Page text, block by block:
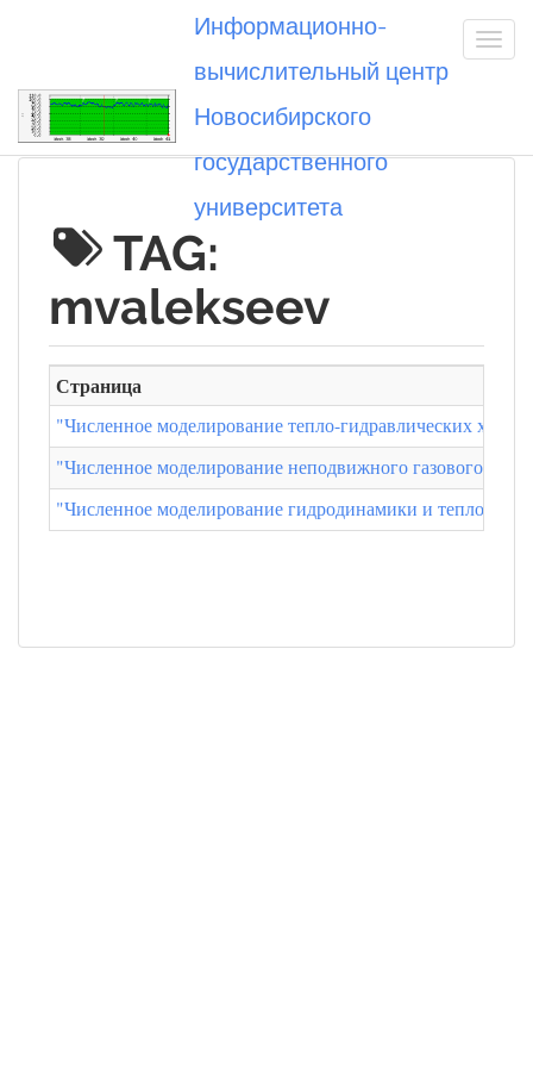
Информационно-
вычислительный центр
Новосибирского
государственного
университета
Вы посетили
TAG:
mvalekseev
Страница
"Численное моделирование тепло-гидравлических
"Численное моделирование неподвижного газового
"Численное моделирование гидродинамики и